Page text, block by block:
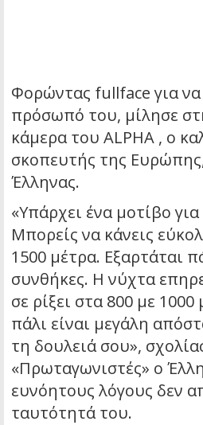
Φορώντας fullface για
πρόσωπό του, μίλησε
κάμερα του ALPHA , ο
σκοπευτής της
Έλληνας.
«Υπάρχει ένα μοτίβο
Μπορείς να κάνεις
1500 μέτρα. Εξαρτάται
συνθήκες. Η νύχτα
σε ρίξει στα 800 με
πάλι είναι μεγάλη
τη δουλειά σου»,
«Πρωταγωνιστές» ο
ευνόητους λόγους δεν
ταυτότητά του.